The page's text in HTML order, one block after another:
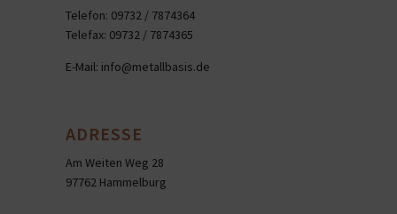
Telefon: 09732 / 7874364
Telefax: 09732 / 7874365
E-Mail: info@metallbasis.de
ADRESSE
Am Weiten Weg 28
97762 Hammelburg